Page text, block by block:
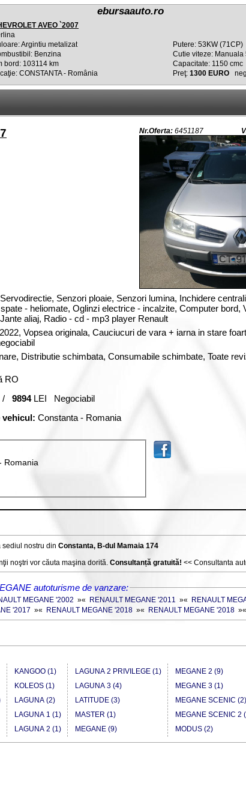
ebursaauto.ro
AVEO `2007
Argintiu metalizat
Benzina
bord: 103114 km
CONSTANTA - România
Putere: 53KW (71CP)
Cutie viteze: Manuala
Capacitate: 1150 cmc
Preţ: 1300 EURO
Nr.Oferta: 6451187
Servodirectie, Senzori ploaie, Senzori lumina, Inchidere
- heliomate, Oglinzi electrice - incalzite, Computer bord,
Jante aliaj, Radio - cd - mp3 player Renault
Vopsea originala, Cauciucuri de vara + iarna in stare
Distributie schimbata, Consumabile schimbate, Toate
RO
/ 9894LEI Negociabil
vehicul: Constanta - Romania
Romania
sediul nostru din
Constanta, B-dul Mamaia 174
noştri vor căuta maşina dorită. Consultanță gratuită! << Consultanta
autoturisme de vanzare:
MEGANE '2002 »« RENAULT MEGANE '2011 »« RENAULT
'2017 »« RENAULT MEGANE '2018 »« RENAULT MEGANE '2018 »«
KANGOO (1)
KOLEOS (1)
LAGUNA (2)
LAGUNA 1 (1)
LAGUNA 2 (1)
LAGUNA 2 PRIVILEGE (1)
LAGUNA 3 (4)
LATITUDE (3)
MASTER (1)
MEGANE (9)
MEGANE 2 (9)
MEGANE 3 (1)
MEGANE SCENIC (2)
MEGANE SCENIC 2
MODUS (2)